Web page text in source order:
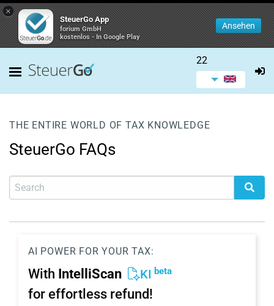
×
SteuerGo App
forium GmbH
kostenlos - In Google Play
Ansehen
22
THE ENTIRE WORLD OF TAX KNOWLEDGE
SteuerGo FAQs
AI POWER FOR YOUR TAX:
With IntelliScan KI beta
for effortless refund!